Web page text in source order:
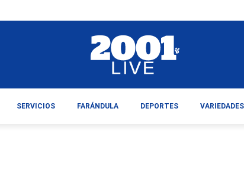
SERVICIOS FARÁNDULA DEPORTES VARIEDADES